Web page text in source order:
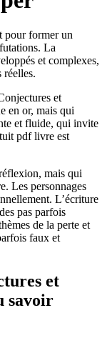
pour former un
La
et complexes,
réelles.
et
en or, mais qui
et fluide, qui invite
pdf livre est
mais qui
Les personnages
L’écriture
pas parfois
de la perte et
faux et
et
savoir